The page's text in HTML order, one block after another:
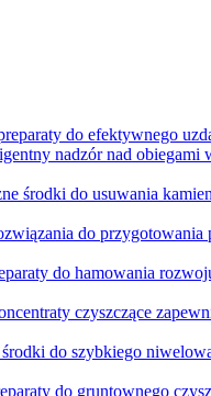
do efektywnego
nadzór nad obiegami
środki do usuwania
do
do hamowania
czyszczące
do szybkiego
do gruntownego